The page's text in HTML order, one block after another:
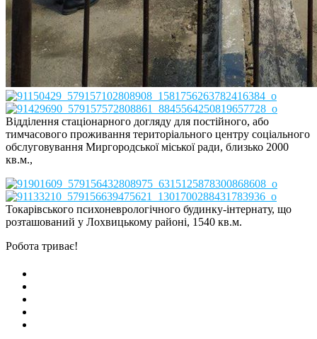
Відділення стаціонарного догляду для постійного, або
тимчасового проживання територіального центру соціального
обслуговування Миргородської міської ради, близько 2000
кв.м.,
Токарівського психоневрологічного будинку-інтернату, що
розташований у Лохвицькому районі, 1540 кв.м.
Робота триває!